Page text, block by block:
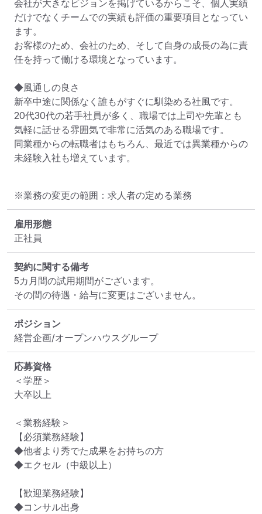
会社が大きなビジョンを掲げているからこそ、個人実績
だけでなくチームでの実績も評価の重要項目となってい
ます。
お客様のため、会社のため、そして自身の成長の為に責
任を持って働ける環境となっています。
◆風通しの良さ
新卒中途に関係なく誰もがすぐに馴染める社風です。
20代30代の若手社員が多く、職場では上司や先輩とも
気軽に話せる雰囲気で非常に活気のある職場です。
同業種からの転職者はもちろん、最近では異業種からの
未経験入社も増えています。
※業務の変更の範囲：求人者の定める業務
雇用形態
正社員
契約に関する備考
5カ月間の試用期間がございます。
その間の待遇・給与に変更はございません。
ポジション
経営企画/オープンハウスグループ
応募資格
＜学歴＞
大卒以上
＜業務経験＞
【必須業務経験】
◆他者より秀でた成果をお持ちの方
◆エクセル（中級以上）
【歓迎業務経験】
◆コンサル出身